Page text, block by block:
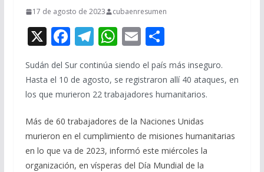
17 de agosto de 2023 cubaenresumen
X F
e
b
o
o
k
T
el
e
gr
a
m
W
at
s
A
p
p
E
m
ai
l
C
m
p
ti
r
Sudán del Sur continúa siendo el país más inseguro.
Hasta el 10 de agosto, se registraron allí 40 ataques, en
los que murieron 22 trabajadores humanitarios.
Más de 60 trabajadores de la Naciones Unidas
murieron en el cumplimiento de misiones humanitarias
en lo que va de 2023, informó este miércoles la
organización, en vísperas del Día Mundial de la